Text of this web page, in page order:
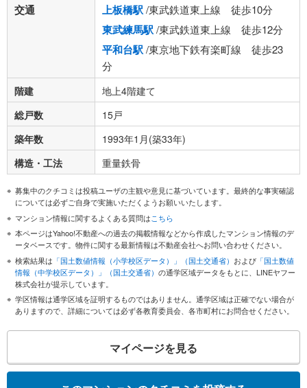
交通 上板橋駅/東武鉄道東上線 徒歩10分
東武練馬駅/東武鉄道東上線 徒歩12分
平和台駅/東京地下鉄有楽町線 徒歩23
分
階建
地上4階建て
総戸数
15戸
築年数
1993年1月(築33年)
構造・工法
重量鉄骨
募集中のクチコミは投稿ユーザの主観や意見に基づいています。最終的な事実確認
については必ずご自身で実施いただくようお願いいたします。
マンション情報に関するよくある質問はこちら
本ページはYahoo!不動産への過去の掲載情報などから作成したマンション情報のデ
ータベースです。物件に関する最新情報は不動産会社へお問い合わせください。
検索結果は 「国土数値情報（小学校区データ）」（国土交通省） および 「国土数値
情報（中学校区データ）」（国土交通省） の通学区域データをもとに、LINEヤフー
株式会社が提示しています。
学区情報は通学区域を証明するものではありません。通学区域は正確でない場合が
ありますので、詳細については必ず各教育委員会、各市町村にお問合せください。
マイページを見る